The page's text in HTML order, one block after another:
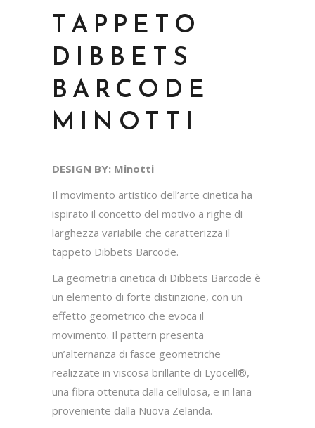
TAPPETO
DIBBETS
BARCODE
MINOTTI
DESIGN BY: Minotti
Il movimento artistico dell’arte cinetica ha
ispirato il concetto del motivo a righe di
larghezza variabile che caratterizza il
tappeto Dibbets Barcode.
La geometria cinetica di Dibbets Barcode è
un elemento di forte distinzione, con un
effetto geometrico che evoca il
movimento. Il pattern presenta
un’alternanza di fasce geometriche
realizzate in viscosa brillante di Lyocell®,
una fibra ottenuta dalla cellulosa, e in lana
proveniente dalla Nuova Zelanda.